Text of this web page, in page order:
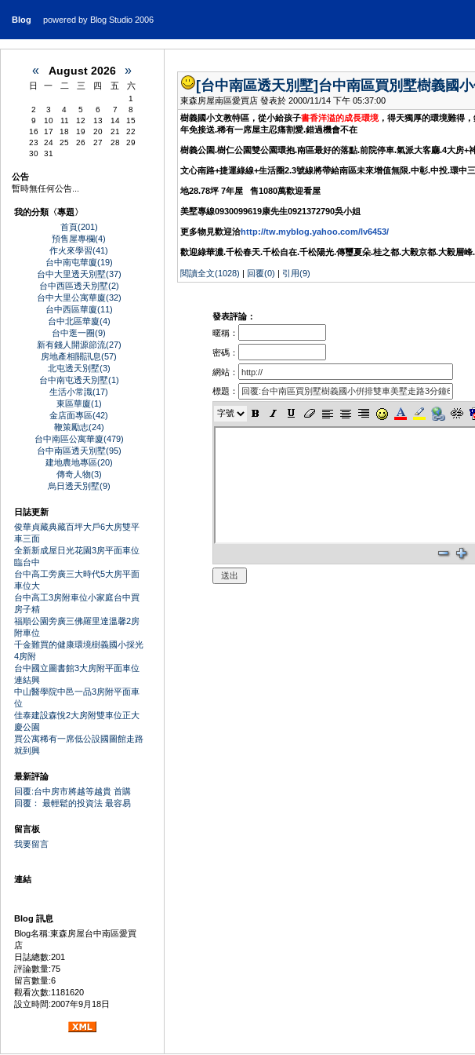
Blog powered by Blog Studio 2006
« August 2026 »
日 一 二 三 四 五 六
1
2
3 4 5 6 7
8
9
10 11 12 13 14
15
16
17 18 19 20 21
22
23
24 25 26 27 28
29
30
31
公告
暫時無任何公告...
我的分類〈專題〉
首頁(201)
預售屋專欄(4)
作火來學習(41)
台中南屯華廈(19)
台中大里透天別墅(37)
台中西區透天別墅(2)
台中大里公寓華廈(32)
台中西區華廈(11)
台中北區華廈(4)
台中逛一圈(9)
新有錢人開源節流(27)
房地產相關訊息(57)
北屯透天別墅(3)
台中南屯透天別墅(1)
生活小常識(17)
東區華廈(1)
金店面專區(42)
鞭策勵志(24)
台中南區公寓華廈(479)
台中南區透天別墅(95)
建地農地專區(20)
傳奇人物(3)
烏日透天別墅(9)
日誌更新
俊華貞藏典藏百坪大戶6大房雙平
車三面
全新新成屋日光花園3房平面車位
臨台中
台中高工旁廣三大時代5大房平面
車位大
台中高工3房附車位小家庭台中買
房子精
福順公園旁廣三佛羅里達溫馨2房
附車位
千金難買的健康環境樹義國小採光
4房附
台中國立圖書館3大房附平面車位
連結興
中山醫學院中邑一品3房附平面車
位
佳泰建設森悅2大房附雙車位正大
慶公園
買公寓稀有一席低公設國圖館走路
就到興
最新評論
回覆:台中房市將越等越貴 首購
回覆： 最輕鬆的投資法 最容易
留言板
我要留言
連結
Blog 訊息
Blog名稱:東森房屋台中南區愛買
店
日誌總數:201
評論數量:75
留言數量:6
觀看次數:1181620
設立時間:2007年9月18日
[台中南區透天別墅] 台中南區買別墅樹義國
東森房屋南區愛買店 發表於 2000/11/14 下午 05:37:00
樹義國小文教特區，從小給孩子書香洋溢的成長環境，得天獨厚的環境難得
年免接送.稀有一席屋主忍痛割愛.錯過機會不在
樹義公園.樹仁公園雙公園環抱.南區最好的落點.前院停車.氣派大客廳.4大房
文心南路+捷運綠線+生活圈2.3號線將帶給南區未來增值無限.中彰.中投.環中
地28.78坪 7年屋 售1080萬歡迎看屋
美墅專線0930099619康先生0921372790吳小姐
更多物見歡迎洽http://tw.myblog.yahoo.com/lv6453/
歡迎綠華濃.千松春天.千松自在.千松陽光.傳璽夏朵.桂之都.大毅京都.大毅層
閱讀全文(1028) | 回覆(0) | 引用(9)
發表評論：
暱稱：
密碼：
網站：
標題：